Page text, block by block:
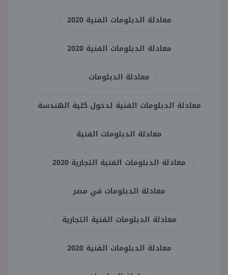
معادلة الدبلومات الفنية 2020
معادلة الدبلومات الفنية 2020
معادلة الدبلومات
معادلة الدبلومات الفنية لدخول كلية الهندسة
معادلة الدبلومات الفنية
معادلة الدبلومات الفنية التجارية 2020
معادلة الدبلومات في مصر
معادلة الدبلومات الفنية التجارية
معادلة الدبلومات الفنية 2020